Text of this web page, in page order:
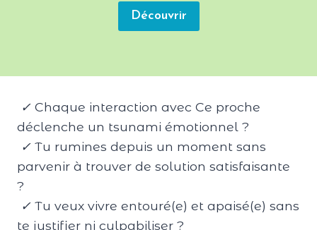
Découvrir
✓ Chaque interaction avec Ce proche
déclenche un tsunami émotionnel ?
✓ Tu rumines depuis un moment sans
parvenir à trouver de solution satisfaisante
?
✓ Tu veux vivre entouré(e) et apaisé(e) sans
te justifier ni culpabiliser ?